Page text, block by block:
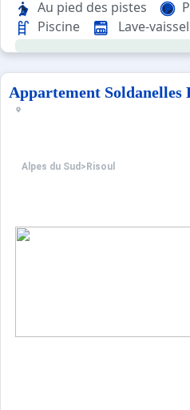
Les plus de cet
La station dispose d'un
Ménage sur demande
Au pied des pistes
Piscine
Lave-
Appartement Soldanelles
Alpes du Sud > Risoul